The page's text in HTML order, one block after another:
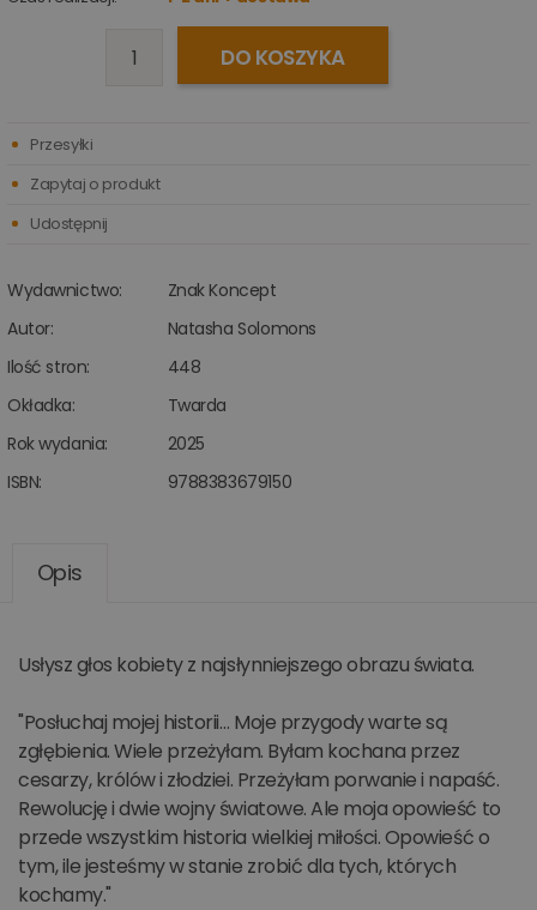
DO KOSZYKA
Wydawnictwo:
Znak Koncept
Autor:
Natasha Solomons
Ilość stron:
448
Okładka:
Twarda
Rok wydania:
2025
ISBN:
9788383679150
Przesyłki
Zapytaj o produkt
Udostępnij
Opis
Usłysz głos kobiety z najsłynniejszego obrazu świata.
"Posłuchaj mojej historii… Moje przygody warte są
zgłębienia. Wiele przeżyłam. Byłam kochana przez
cesarzy, królów i złodziei. Przeżyłam porwanie i napaść.
Rewolucję i dwie wojny światowe. Ale moja opowieść to
przede wszystkim historia wielkiej miłości. Opowieść o
tym, ile jesteśmy w stanie zrobić dla tych, których
kochamy."